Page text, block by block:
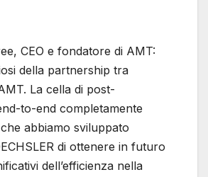
CEO e fondatore di AMT:
della partnership tra
La cella di post-
to-end completamente
abbiamo sviluppato
di ottenere in futuro
dell’efficienza nella